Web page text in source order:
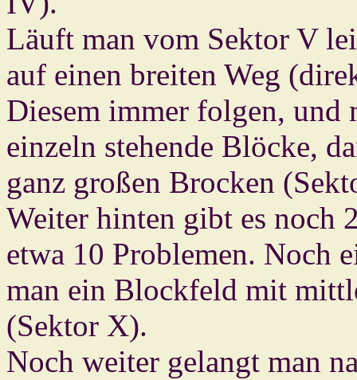
Läuft man vom Sektor V
auf einen breiten Weg
Diesem immer folgen, und
einzeln stehende Blöcke,
ganz großen Brocken
Weiter hinten gibt es noch
etwa 10 Problemen. Noch
man ein Blockfeld mit
(Sektor X).
Noch weiter gelangt man